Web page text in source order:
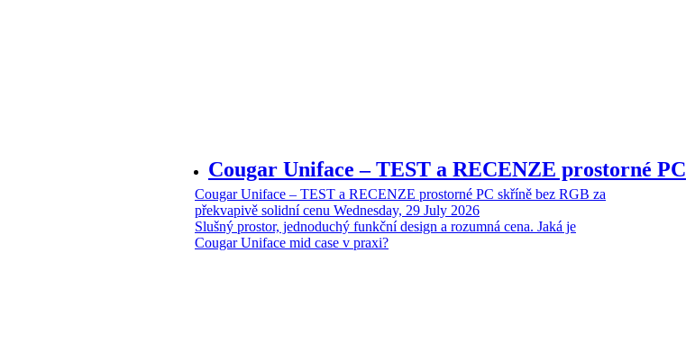
Cougar Uniface – TEST a RECENZE prostorné PC
Cougar Uniface – TEST a RECENZE prostorné PC skříně bez RGB za
překvapivě solidní cenu Wednesday, 29 July 2026
Slušný prostor, jednoduchý funkční design a rozumná cena. Jaká je
Cougar Uniface mid case v praxi?